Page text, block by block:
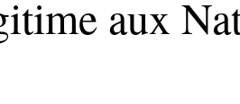
aux